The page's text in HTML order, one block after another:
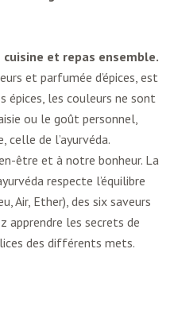
cuisine et repas ensemble.
et parfumée d’épices, est
épices, les couleurs ne sont
ou le goût personnel,
celle de l’ayurvéda.
être et à notre bonheur. La
respecte l’équilibre
Air, Ether), des six saveurs
apprendre les secrets de
des différents mets.